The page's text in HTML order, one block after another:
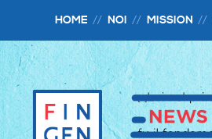
HOME NOI MISSION